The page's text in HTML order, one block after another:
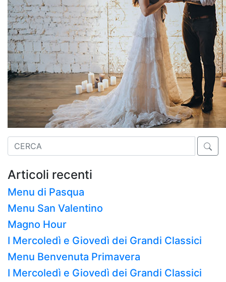
Articoli recenti
Menu di Pasqua
Menu San Valentino
Magno Hour
I Mercoledì e Giovedì dei Grandi Classici
Menu Benvenuta Primavera
I Mercoledì e Giovedì dei Grandi Classici